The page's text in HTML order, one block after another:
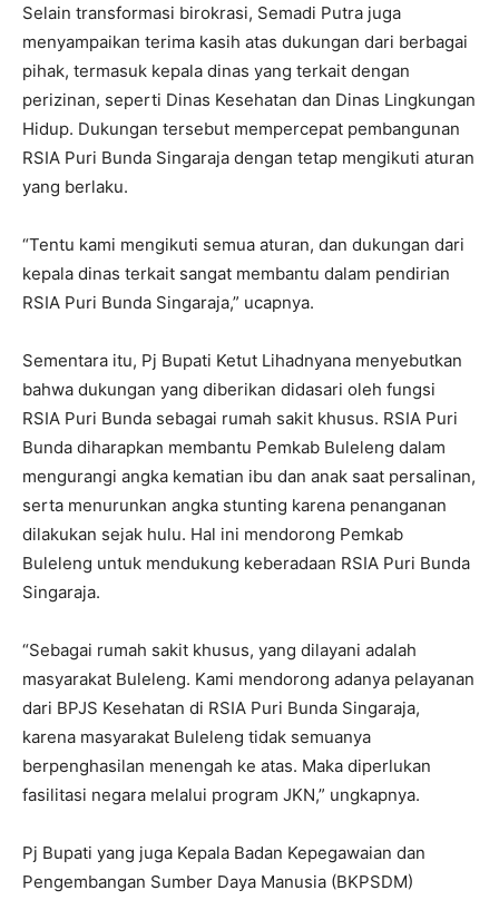
Selain transformasi birokrasi, Semadi Putra juga
menyampaikan terima kasih atas dukungan dari berbagai
pihak, termasuk kepala dinas yang terkait dengan
perizinan, seperti Dinas Kesehatan dan Dinas Lingkungan
Hidup. Dukungan tersebut mempercepat pembangunan
RSIA Puri Bunda Singaraja dengan tetap mengikuti aturan
yang berlaku.
“Tentu kami mengikuti semua aturan, dan dukungan dari
kepala dinas terkait sangat membantu dalam pendirian
RSIA Puri Bunda Singaraja,” ucapnya.
Sementara itu, Pj Bupati Ketut Lihadnyana menyebutkan
bahwa dukungan yang diberikan didasari oleh fungsi
RSIA Puri Bunda sebagai rumah sakit khusus. RSIA Puri
Bunda diharapkan membantu Pemkab Buleleng dalam
mengurangi angka kematian ibu dan anak saat persalinan,
serta menurunkan angka stunting karena penanganan
dilakukan sejak hulu. Hal ini mendorong Pemkab
Buleleng untuk mendukung keberadaan RSIA Puri Bunda
Singaraja.
“Sebagai rumah sakit khusus, yang dilayani adalah
masyarakat Buleleng. Kami mendorong adanya pelayanan
dari BPJS Kesehatan di RSIA Puri Bunda Singaraja,
karena masyarakat Buleleng tidak semuanya
berpenghasilan menengah ke atas. Maka diperlukan
fasilitasi negara melalui program JKN,” ungkapnya.
Pj Bupati yang juga Kepala Badan Kepegawaian dan
Pengembangan Sumber Daya Manusia (BKPSDM)